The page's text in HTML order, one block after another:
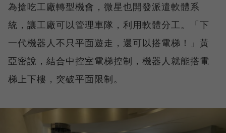
為搶吃工廠轉型機會，微星也開發派遣軟體系
統，讓工廠可以管理車隊，利用軟體分工。「下
一代機器人不只平面遊走，還可以搭電梯！」黃
亞密說，結合中控室電梯控制，機器人就能搭電
梯上下樓，突破平面限制。